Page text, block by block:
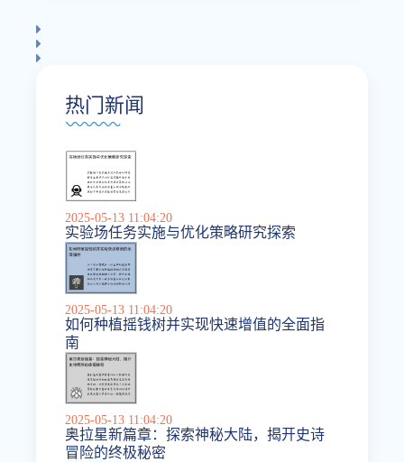
热门新闻
2025-05-13 11:04:20
实验场任务实施与优化策略研究探索
2025-05-13 11:04:20
如何种植摇钱树并实现快速增值的全面指
南
2025-05-13 11:04:20
奥拉星新篇章：探索神秘大陆，揭开史诗
冒险的终极秘密